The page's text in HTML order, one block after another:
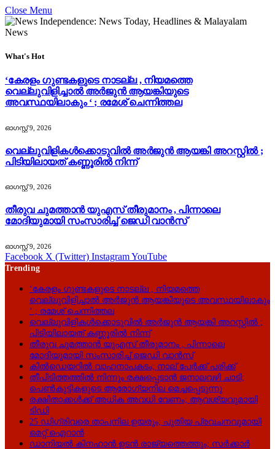
Close Menu
What's Hot
‘കേരളം ഗുണ്ടകളുടെ നാടല്ല , നിയമത്തെ
വെല്ലുവിളിച്ചാൽ അർജുൻ ആയങ്കിയുടെ
അവസ്ഥയിലാകും ‘ ; രമേശ് ചെന്നിത്തല
ഓഗസ്റ്റ്‌ 9, 2026
വെല്ലുവിളികൾക്കൊടുവിൽ അർജുൻ ആയങ്കി അറസ്റ്റിൽ ;
പിടിയിലായത് കണ്ണൂരിൽ നിന്ന്
ഓഗസ്റ്റ്‌ 9, 2026
തീരുവ ചുമത്താൻ യുഎസ് തീരുമാനം , പിന്നാലെ
മോദിയുമായി സംസാരിച്ച് ജെഡി വാൻസ്
ഓഗസ്റ്റ്‌ 9, 2026
Facebook X (Twitter) InstagramYouTube
Trending
‘കേരളം ഗുണ്ടകളുടെ നാടല്ല , നിയമത്തെ
വെല്ലുവിളിച്ചാൽ അർജുൻ ആയങ്കിയുടെ അവസ്ഥയിലാകും
‘ ; രമേശ് ചെന്നിത്തല
വെല്ലുവിളികൾക്കൊടുവിൽ അർജുൻ ആയങ്കി അറസ്റ്റിൽ ;
പിടിയിലായത് കണ്ണൂരിൽ നിന്ന്
തീരുവ ചുമത്താൻ യുഎസ് തീരുമാനം , പിന്നാലെ
മോദിയുമായി സംസാരിച്ച് ജെഡി വാൻസ്
കിൽഡെയറിൽ വാഹനാപകടം; നാല് പേർക്ക് പരിക്ക്
തീപിടിത്തത്തിൽ നിന്നും രക്ഷപ്പെടാൻ ജനാലവഴി ചാടി;
പെൺകുട്ടികളുടെ ആരോഗ്യനില മെച്ചപ്പെടുന്നു
രക്ഷിതാക്കൾക്ക് അധിക അവധി വേണം; ആവശ്യവുമായി
ടിഡി
25 ഡിഗ്രിവരെ താപനില ഉയരും; പുതിയ പ്രവചനവുമായി
മെറ്റ് ഐറാൻ
ഡാനിയൽ കിനഹാൻ ഉടൻ രാജ്യത്തെത്തും; സർക്കാർ